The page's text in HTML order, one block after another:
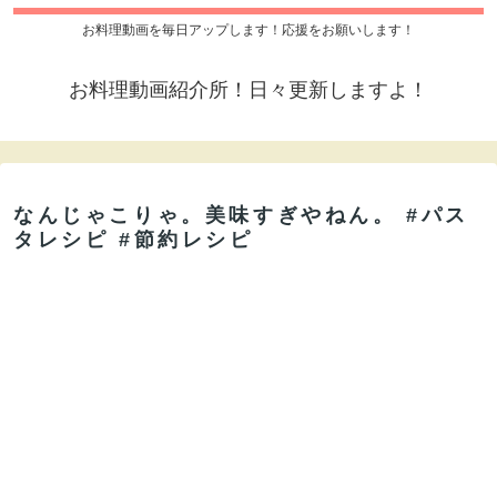
お料理動画を毎日アップします！応援をお願いします！
お料理動画紹介所！日々更新しますよ！
なんじゃこりゃ。美味すぎやねん。 #パス
タレシピ #節約レシピ